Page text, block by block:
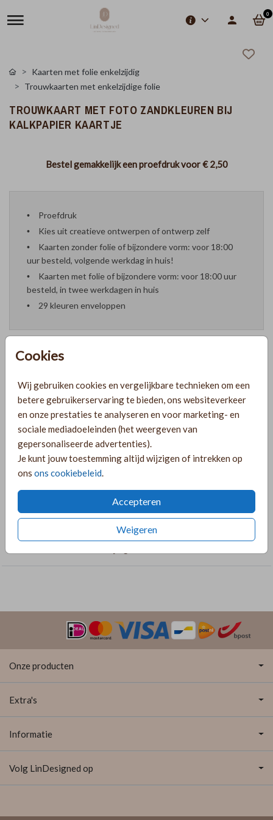
0
Cookies
Wij gebruiken cookies en vergelijkbare technieken om een
betere gebruikerservaring te bieden, ons websiteverkeer
en onze prestaties te analyseren en voor marketing- en
sociale mediadoeleinden (het weergeven van
gepersonaliseerde advertenties).
Je kunt jouw toestemming altijd wijzigen of intrekken op
ons ons cookiebeleid.
Accepteren
Weigeren
Kaarten met folie enkelzijdig
Trouwkaarten met enkelzijdige folie
TROUWKAART MET FOTO ZANDKLEUREN BIJ
KALKPAPIER KAARTJE
Bestel gemakkelijk een proefdruk voor€ 2,50
Proefdruk
Kies uit creatieve ontwerpen of ontwerp zelf
Kaarten zonder folie of bijzondere vorm: voor 18:00
uur besteld, volgende werkdag in huis!
Kaarten met folie of bijzondere vorm: voor 18:00 uur
besteld, in twee werkdagen in huis
29 kleuren enveloppen
PRODUCTINFORMATIE
OMSCHRIJVING
Onze producten
Extra's
Informatie
Volg LinDesigned op